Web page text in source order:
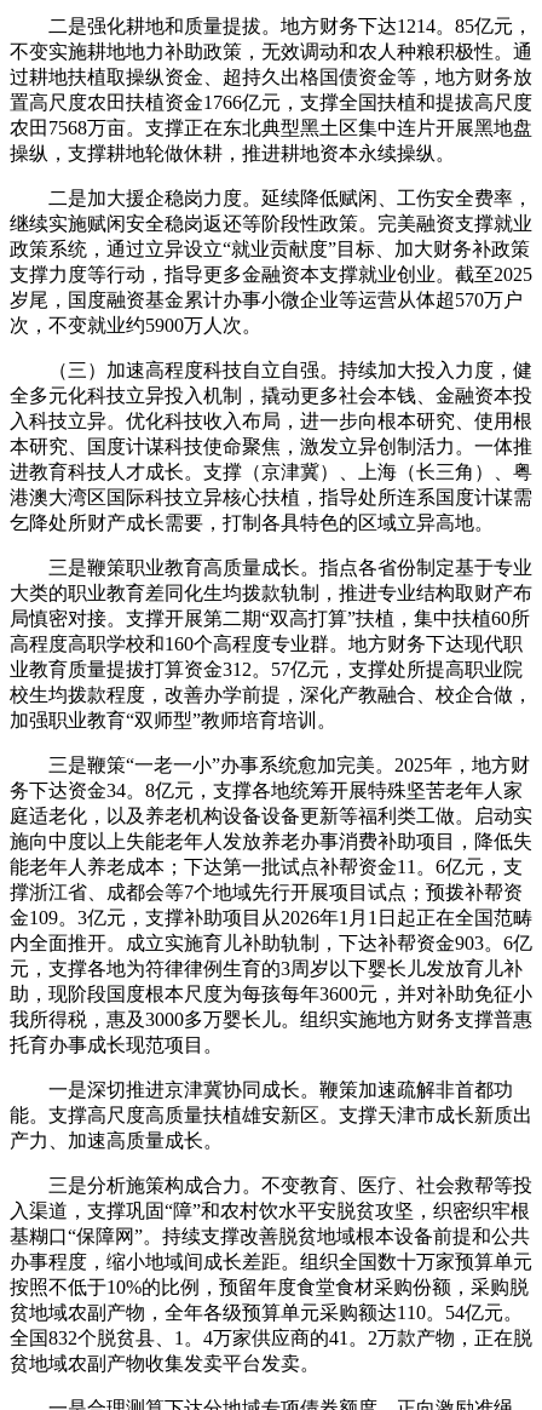
二是强化耕地和质量提拔。地方财务下达1214。85亿元，
不变实施耕地地力补助政策，无效调动和农人种粮积极性。通
过耕地扶植取操纵资金、超持久出格国债资金等，地方财务放
置高尺度农田扶植资金1766亿元，支撑全国扶植和提拔高尺度
农田7568万亩。支撑正在东北典型黑土区集中连片开展黑地盘
操纵，支撑耕地轮做休耕，推进耕地资本永续操纵。
二是加大援企稳岗力度。延续降低赋闲、工伤安全费率，
继续实施赋闲安全稳岗返还等阶段性政策。完美融资支撑就业
政策系统，通过立异设立“就业贡献度”目标、加大财务补政策
支撑力度等行动，指导更多金融资本支撑就业创业。截至2025
岁尾，国度融资基金累计办事小微企业等运营从体超570万户
次，不变就业约5900万人次。
（三）加速高程度科技自立自强。持续加大投入力度，健
全多元化科技立异投入机制，撬动更多社会本钱、金融资本投
入科技立异。优化科技收入布局，进一步向根本研究、使用根
本研究、国度计谋科技使命聚焦，激发立异创制活力。一体推
进教育科技人才成长。支撑（京津冀）、上海（长三角）、粤
港澳大湾区国际科技立异核心扶植，指导处所连系国度计谋需
乞降处所财产成长需要，打制各具特色的区域立异高地。
三是鞭策职业教育高质量成长。指点各省份制定基于专业
大类的职业教育差同化生均拨款轨制，推进专业结构取财产布
局慎密对接。支撑开展第二期“双高打算”扶植，集中扶植60所
高程度高职学校和160个高程度专业群。地方财务下达现代职
业教育质量提拔打算资金312。57亿元，支撑处所提高职业院
校生均拨款程度，改善办学前提，深化产教融合、校企合做，
加强职业教育“双师型”教师培育培训。
三是鞭策“一老一小”办事系统愈加完美。2025年，地方财
务下达资金34。8亿元，支撑各地统筹开展特殊坚苦老年人家
庭适老化，以及养老机构设备设备更新等福利类工做。启动实
施向中度以上失能老年人发放养老办事消费补助项目，降低失
能老年人养老成本；下达第一批试点补帮资金11。6亿元，支
撑浙江省、成都会等7个地域先行开展项目试点；预拨补帮资
金109。3亿元，支撑补助项目从2026年1月1日起正在全国范畴
内全面推开。成立实施育儿补助轨制，下达补帮资金903。6亿
元，支撑各地为符律律例生育的3周岁以下婴长儿发放育儿补
助，现阶段国度根本尺度为每孩每年3600元，并对补助免征小
我所得税，惠及3000多万婴长儿。组织实施地方财务支撑普惠
托育办事成长现范项目。
一是深切推进京津冀协同成长。鞭策加速疏解非首都功
能。支撑高尺度高质量扶植雄安新区。支撑天津市成长新质出
产力、加速高质量成长。
三是分析施策构成合力。不变教育、医疗、社会救帮等投
入渠道，支撑巩固“障”和农村饮水平安脱贫攻坚，织密织牢根
基糊口“保障网”。持续支撑改善脱贫地域根本设备前提和公共
办事程度，缩小地域间成长差距。组织全国数十万家预算单元
按照不低于10%的比例，预留年度食堂食材采购份额，采购脱
贫地域农副产物，全年各级预算单元采购额达110。54亿元。
全国832个脱贫县、1。4万家供应商的41。2万款产物，正在脱
贫地域农副产物收集发卖平台发卖。